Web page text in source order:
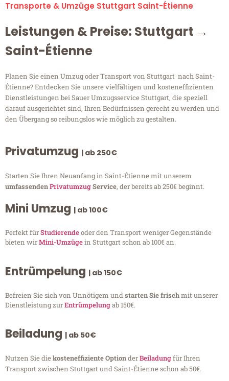
Transporte & Umzüge Stuttgart Saint-Étienne
Leistungen & Preise: Stuttgart →
Saint-Étienne
Planen Sie einen Umzug oder Transport von Stuttgart nach Saint-
Étienne? Entdecken Sie unsere vielfältigen und kosteneffizienten
Dienstleistungen bei Sauer Umzugsservice Stuttgart, die speziell
darauf ausgerichtet sind, Ihren Bedürfnissen gerecht zu werden und
den Übergang so reibungslos wie möglich zu gestalten.
Privatumzug | ab 250€
Starten Sie Ihren Neuanfang in Saint-Étienne mit unserem
umfassendenPrivatumzugService, der bereits ab 250€ beginnt.
Mini Umzug | ab 100€
Perfekt fürStudierendeoder den Transport weniger Gegenstände
bieten wirMini-Umzügein Stuttgart schon ab 100€ an.
Entrümpelung | ab 150€
Befreien Sie sich von Unnötigem undstarten Sie frischmit unserer
Dienstleistung zurEntrümpelungab 150€.
Beiladung | ab 50€
Nutzen Sie diekosteneffiziente OptionderBeiladungfür Ihren
Transport zwischen Stuttgart und Saint-Étienne schon ab 50€.